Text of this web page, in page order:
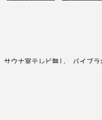
サウナ室テレビ無し バイブ